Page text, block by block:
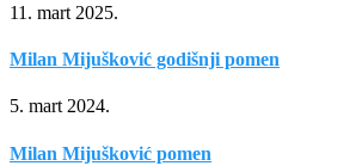
11. mart 2025.
Milan Mijušković godišnji pomen
5. mart 2024.
Milan Mijušković pomen